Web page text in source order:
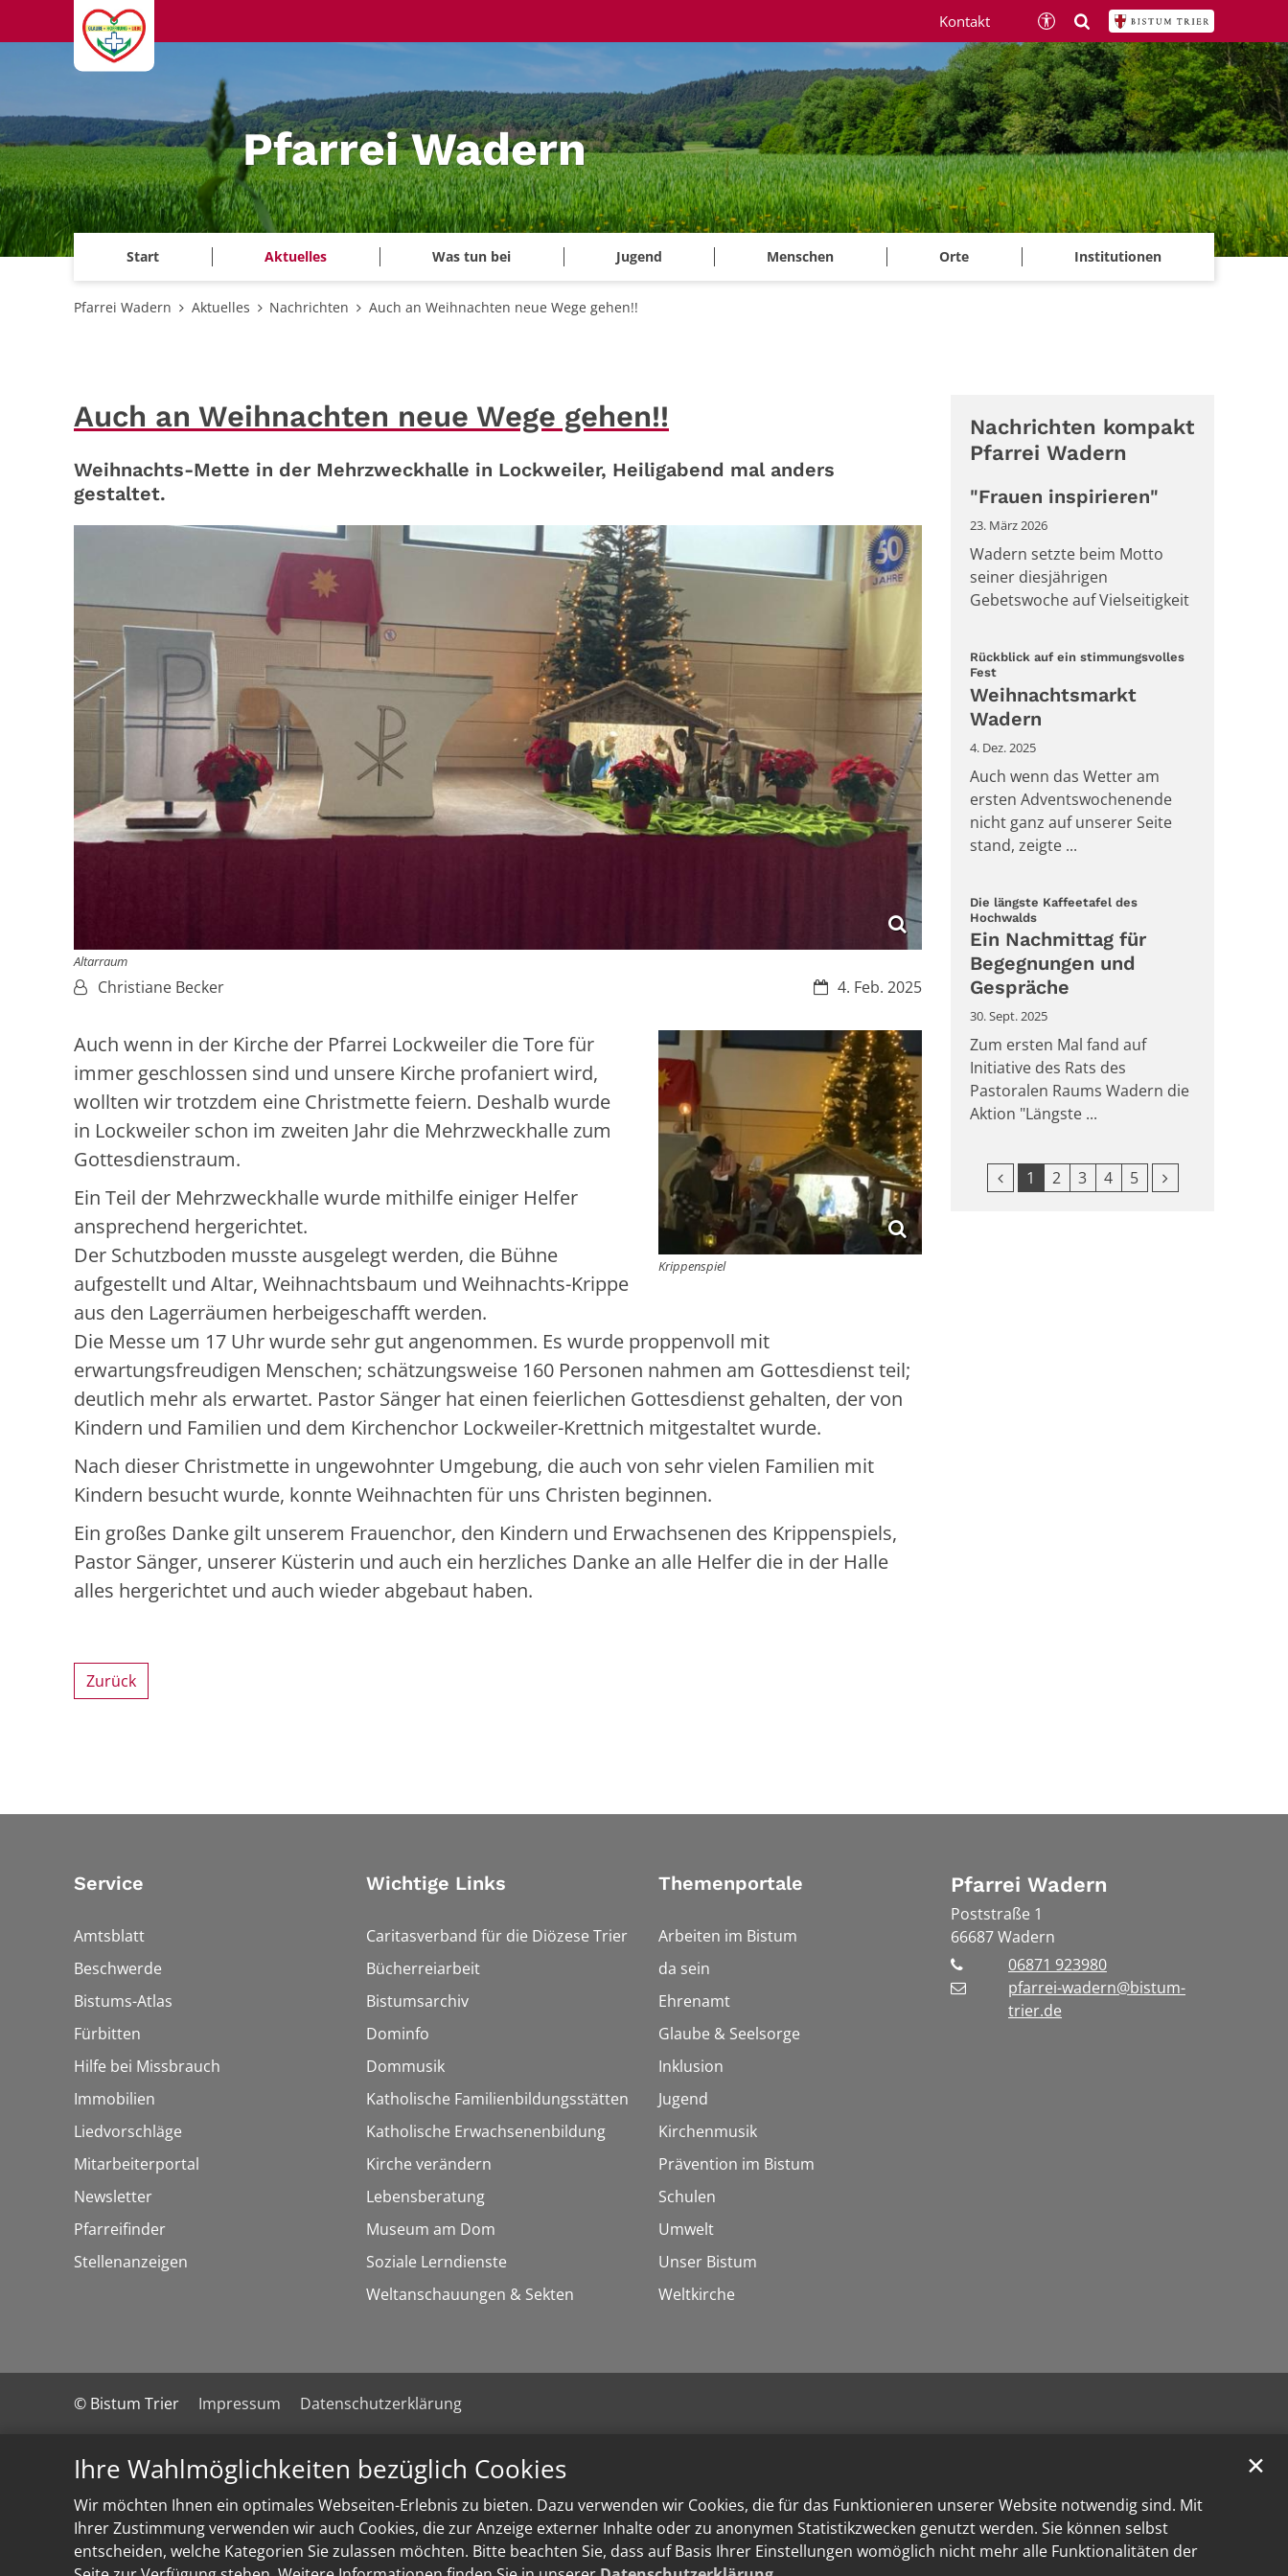
Ihre Wahlmöglichkeiten bezüglich Cookies
Wir möchten Ihnen ein optimales Webseiten-Erlebnis zu bieten. Dazu verwenden wir Cookies, die für das Funktionieren unserer Website notwendig sind. Mit
Ihrer Zustimmung verwenden wir auch Cookies, die zur Anzeige externer Inhalte oder zu anonymen Statistikzwecken genutzt werden. Sie können selbst
entscheiden, welche Kategorien Sie zulassen möchten. Bitte beachten Sie, dass auf Basis Ihrer Einstellungen womöglich nicht mehr alle Funktionalitäten der
✕
Zum Inhalt springen
Pfarrei Wadern
Start Aktuelles Was tun bei Jugend Menschen Orte Institutionen
Kontakt
Pfarrei Wadern Aktuelles Nachrichten Auch an Weihnachten neue Wege gehen!!
Auch an Weihnachten neue Wege gehen!!
Weihnachts-Mette in der Mehrzweckhalle in Lockweiler, Heiligabend mal anders
gestaltet.
Altarraum
Datum:
4. Feb. 2025
Von:Christiane Becker
Krippenspiel
Auch wenn in der Kirche der Pfarrei Lockweiler die Tore für
immer geschlossen sind und unsere Kirche profaniert wird,
wollten wir trotzdem eine Christmette feiern. Deshalb wurde
in Lockweiler schon im zweiten Jahr die Mehrzweckhalle zum
Gottesdienstraum.
Ein Teil der Mehrzweckhalle wurde mithilfe einiger Helfer
ansprechend hergerichtet.
Der Schutzboden musste ausgelegt werden, die Bühne
aufgestellt und Altar, Weihnachtsbaum und Weihnachts-Krippe
aus den Lagerräumen herbeigeschafft werden.
Die Messe um 17 Uhr wurde sehr gut angenommen. Es wurde proppenvoll mit
erwartungsfreudigen Menschen; schätzungsweise 160 Personen nahmen am Gottesdienst teil;
deutlich mehr als erwartet. Pastor Sänger hat einen feierlichen Gottesdienst gehalten, der von
Kindern und Familien und dem Kirchenchor Lockweiler-Krettnich mitgestaltet wurde.
Nach dieser Christmette in ungewohnter Umgebung, die auch von sehr vielen Familien mit
Kindern besucht wurde, konnte Weihnachten für uns Christen beginnen.
Ein großes Danke gilt unserem Frauenchor, den Kindern und Erwachsenen des Krippenspiels,
Pastor Sänger, unserer Küsterin und auch ein herzliches Danke an alle Helfer die in der Halle
alles hergerichtet und auch wieder abgebaut haben.
Zurück
Nachrichten kompakt
Pfarrei Wadern
"Frauen inspirieren"
23. März 2026
Wadern setzte beim Motto
seiner diesjährigen
Gebetswoche auf Vielseitigkeit
Rückblick auf ein stimmungsvolles
Fest:
Weihnachtsmarkt
Wadern
4. Dez. 2025
Auch wenn das Wetter am
ersten Adventswochenende
nicht ganz auf unserer Seite
stand, zeigte ...
Die längste Kaffeetafel des
Hochwalds:
Ein Nachmittag für
Begegnungen und
Gespräche
30. Sept. 2025
Zum ersten Mal fand auf
Initiative des Rats des
Pastoralen Raums Wadern die
Aktion "Längste ...
Vorherige Seite
1 2 3 4 5 Nächste Seite
Service
Amtsblatt
Beschwerde
Bistums-Atlas
Fürbitten
Hilfe bei Missbrauch
Immobilien
Liedvorschläge
Mitarbeiterportal
Newsletter
Pfarreifinder
Stellenanzeigen
Wichtige Links
Caritasverband für die Diözese Trier
Bücherreiarbeit
Bistumsarchiv
Dominfo
Dommusik
Katholische Familienbildungsstätten
Katholische Erwachsenenbildung
Kirche verändern
Lebensberatung
Museum am Dom
Soziale Lerndienste
Weltanschauungen & Sekten
Themenportale
Arbeiten im Bistum
da sein
Ehrenamt
Glaube & Seelsorge
Inklusion
Jugend
Kirchenmusik
Prävention im Bistum
Schulen
Umwelt
Unser Bistum
Weltkirche
Pfarrei Wadern
Poststraße 1
66687Wadern
06871 923980
pfarrei-wadern@bistum-
trier.de
© Bistum Trier Impressum Datenschutzerklärung